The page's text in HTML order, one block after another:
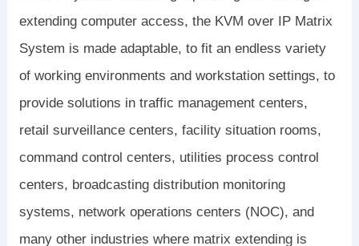
extending computer access, the KVM over IP Matrix
System is made adaptable, to fit an endless variety
of working environments and workstation settings, to
provide solutions in traffic management centers,
retail surveillance centers, facility situation rooms,
command control centers, utilities process control
centers, broadcasting distribution monitoring
systems, network operations centers (NOC), and
many other industries where matrix extending is